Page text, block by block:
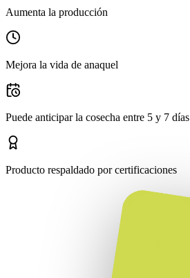
Aumenta la producción
Mejora la vida de anaquel
Puede anticipar la cosecha entre 5 y 7 días
Producto respaldado por certificaciones